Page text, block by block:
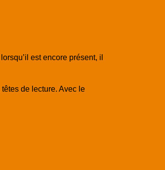
est encore présent, il
de lecture. Avec le